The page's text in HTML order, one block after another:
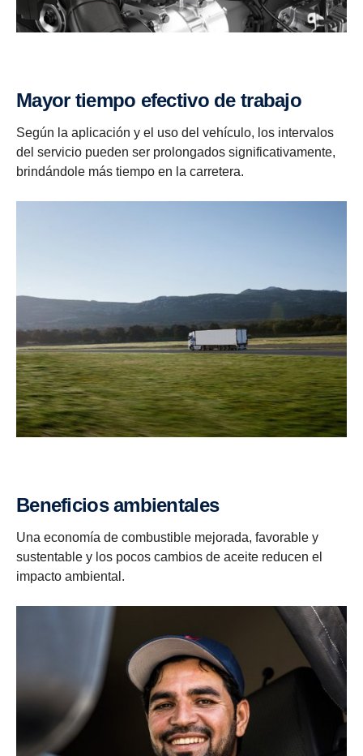
Mayor tiempo efectivo de trabajo
Según la aplicación y el uso del vehículo, los intervalos
del servicio pueden ser prolongados significativamente,
brindándole más tiempo en la carretera.
Beneficios ambientales
Una economía de combustible mejorada, favorable y
sustentable y los pocos cambios de aceite reducen el
impacto ambiental.